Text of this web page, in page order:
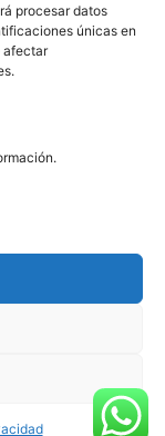
procesar datos
únicas en
afectar